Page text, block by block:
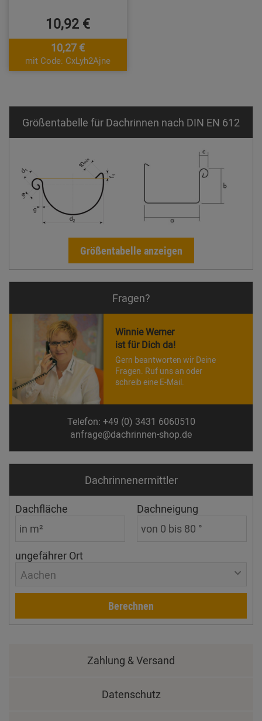
10,92 €
10,27 €
mit Code: CxLyh2Ajne
Größentabelle für Dachrinnen nach DIN EN 612
Größentabelle anzeigen
Fragen?
Winnie Werner
ist für Dich da!
Gern beantworten wir Deine
Fragen. Ruf uns an oder
schreib eine E-Mail.
Telefon: +49 (0) 3431 6060510
anfrage@dachrinnen-shop.de
Dachrinnen­ermittler
Dachfläche Dachneigung
ungefährer Ort
Aachen
Berechnen
Zahlung & Versand
Datenschutz